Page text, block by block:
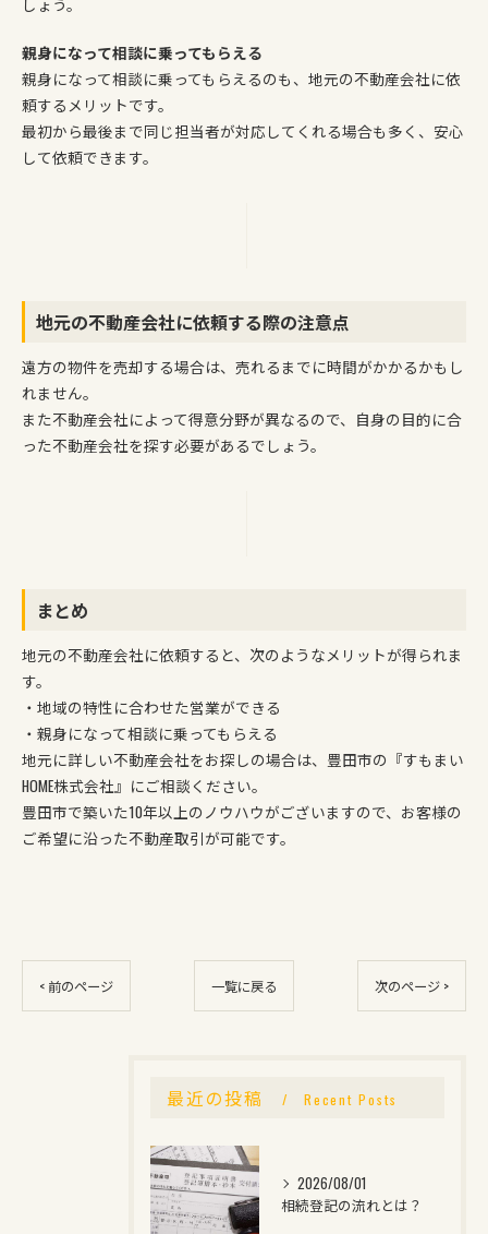
親身になって相談に乗ってもらえる
親身になって相談に乗ってもらえるのも、地元の不動産会社に依
頼するメリットです。
最初から最後まで同じ担当者が対応してくれる場合も多く、安心
して依頼できます。
地元の不動産会社に依頼する際の注意点
遠方の物件を売却する場合は、売れるまでに時間がかかるかもし
れません。
また不動産会社によって得意分野が異なるので、自身の目的に合
った不動産会社を探す必要があるでしょう。
まとめ
地元の不動産会社に依頼すると、次のようなメリットが得られま
す。
・地域の特性に合わせた営業ができる
・親身になって相談に乗ってもらえる
地元に詳しい不動産会社をお探しの場合は、豊田市の『すもまい
HOME株式会社』にご相談ください。
豊田市で築いた10年以上のノウハウがございますので、お客様の
ご希望に沿った不動産取引が可能です。
< 前のページ 一覧に戻る 次のページ >
最近の投稿 Recent Posts
2026/08/01
相続登記の流れとは？